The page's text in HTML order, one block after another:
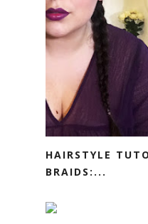
HAIRSTYLE
BRAIDS:...